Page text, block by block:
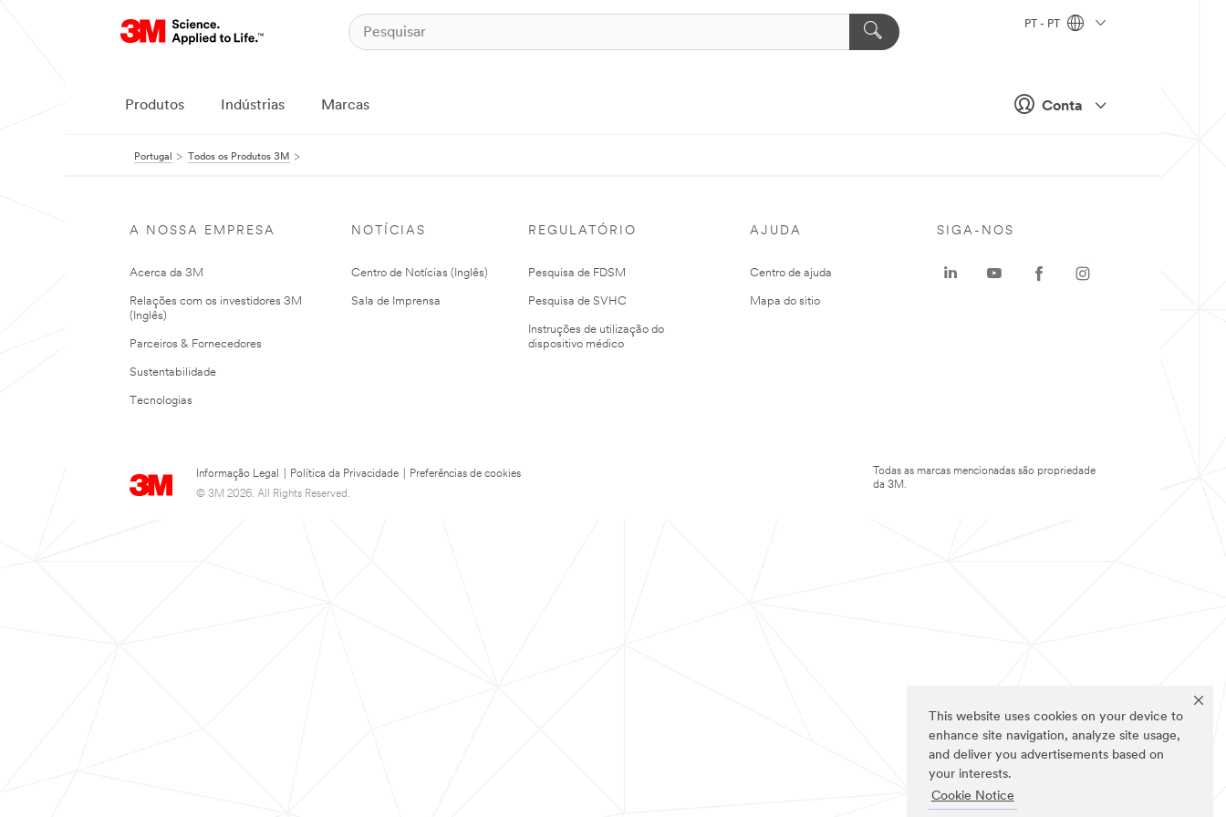
This website uses cookies on your device to
enhance site navigation, analyze site usage,
and deliver you advertisements based on
your interests.
Cookie Notice
Conta
PT - PT
Produtos Indústrias Marcas
Portugal Todos os Produtos 3M
A NOSSA EMPRESA
Acerca da 3M
Relações com os investidores 3M
(Inglês)
Parceiros & Fornecedores
Sustentabilidade
Tecnologias
NOTÍCIAS
Centro de Notícias (Inglês)
Sala de Imprensa
REGULATÓRIO
Pesquisa de FDSM
Pesquisa de SVHC
Instruções de utilização do
dispositivo médico
AJUDA
Centro de ajuda
Mapa do sitio
Informação Legal Política da Privacidade
Preferências de cookies
© 3M 2026. All Rights Reserved.
SIGA-NOS
Todas as marcas mencionadas são propriedade
da 3M.